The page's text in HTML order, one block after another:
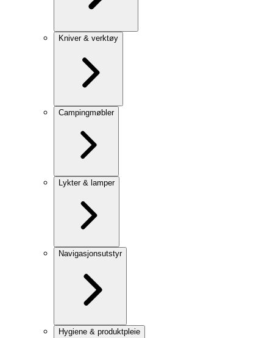
Kniver & verktøy
Campingmøbler
Lykter & lamper
Navigasjonsutstyr
Hygiene & produktpleie